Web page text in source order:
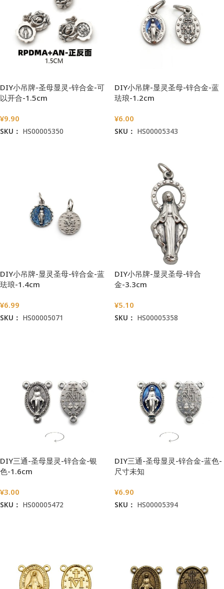
DIY小吊牌-圣母显灵-锌合金-可
以开合-1.5cm
¥9.90
SKU： HS00005350
DIY小吊牌-显灵圣母-锌合金-蓝
珐琅-1.2cm
¥6.00
SKU： HS00005343
DIY小吊牌-显灵圣母-锌合金-蓝
珐琅-1.4cm
¥6.99
SKU： HS00005071
DIY小吊牌-显灵圣母-锌合
金-3.3cm
¥5.10
SKU： HS00005358
DIY三通-圣母显灵-锌合金-银
色-1.6cm
¥3.00
SKU： HS00005472
DIY三通-圣母显灵-锌合金-蓝色-
尺寸未知
¥6.90
SKU： HS00005394